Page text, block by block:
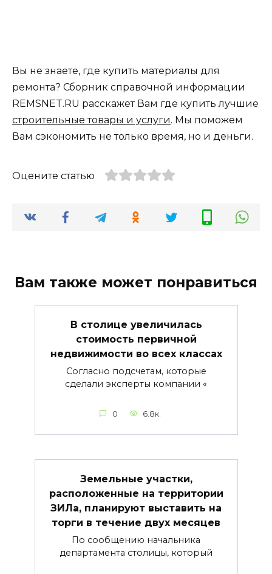
Вы не знаете, где купить материалы для
ремонта? Сборник справочной информации
REMSNET.RU расскажет Вам где купить лучшие
строительные товары и услуги. Мы поможем
Вам сэкономить не только время, но и деньги.
Оцените статью
Вам также может понравиться
В столице увеличилась
стоимость первичной
недвижимости во всех классах
Согласно подсчетам, которые
сделали эксперты компании «
0 6.8к.
Земельные участки,
расположенные на территории
ЗИЛа, планируют выставить на
торги в течение двух месяцев
По сообщению начальника
департамента столицы, который